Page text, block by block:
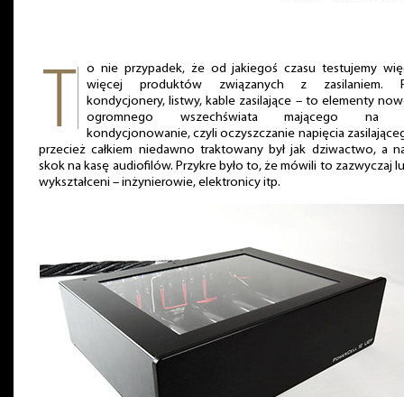
o nie przypadek, że od jakiegoś czasu testujemy
więcej produktów związanych z zasilaniem.
kondycjonery, listwy, kable zasilające – to elementy
ogromnego wszechświata mającego na
kondycjonowanie, czyli oczyszczanie napięcia
przecież całkiem niedawno traktowany był jak dziwactwo, a
skok na kasę audiofilów. Przykre było to, że mówili to zazwyczaj
wykształceni – inżynierowie, elektronicy itp.